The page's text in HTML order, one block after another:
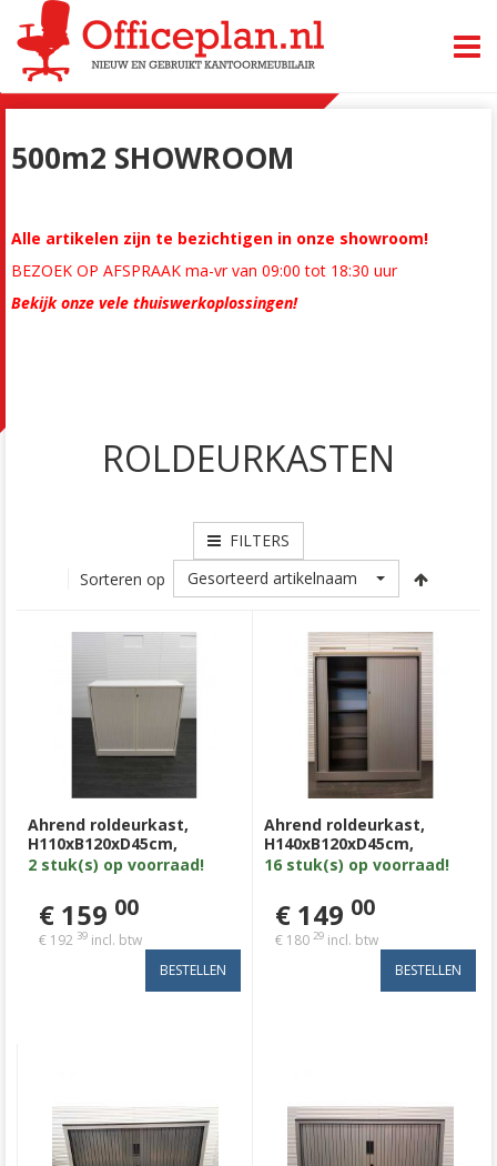
500m2 SHOWROOM
Alle artikelen zijn te bezichtigen in onze showroom!
BEZOEK OP AFSPRAAK ma-vr van 09:00 tot 18:30 uur
Bekijk onze vele thuiswerkoplossingen!
ROLDEURKASTEN
FILTERS
Sorteren op
Gesorteerd artikelnaam
Ahrend roldeurkast,
H110xB120xD45cm,
omhuizing wit, wit
metalen lamel met nieuw
wit topblad
2 stuk(s) op voorraad!
€ 159 00
€ 192 39incl. btw
Ahrend roldeurkast,
H140xB120xD45cm,
zilvergrijs, zilvergrijs
kunststof lamel met
ahorn topblad en 3
legborden.
16 stuk(s) op voorraad!
€ 149 00
€ 180 29 incl. btw